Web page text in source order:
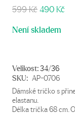
599KčPůvodní
byla:
490 Kč
Není skladem
Velikost:34/36
SKU: AP-0706
Dámské tričko s
elastanu.
Délka trička 68 cm.